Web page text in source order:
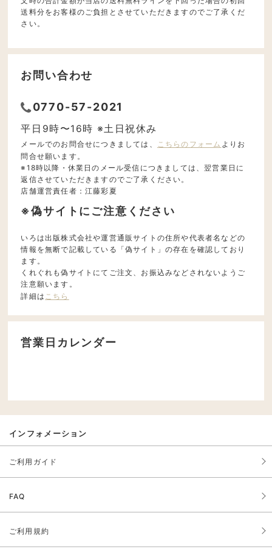
送料分をお客様のご負担とさせていただきますのでご了承くだ
さい。
お問い合わせ
0770-57-2021
平日9時〜16時 ※土日祝休み
メールでのお問合せにつきましては、 こちらのフォーム よりお
問合せ願います。
※18時以降・休業日のメール受信につきましては、翌営業日に
返信させていただきますのでご了承ください。
店舗運営責任者：江藤彩夏
※偽サイトにご注意ください
いろは出版株式会社や運営通販サイトの住所や代表者名などの
情報を無断で記載している「偽サイト」の存在を確認しており
ます。
くれぐれも偽サイトにてご注文、お振込みなどされないようご
注意願います。
詳細は こちら
営業日カレンダー
インフォメーション
ご利用ガイド
FAQ
ご利用規約